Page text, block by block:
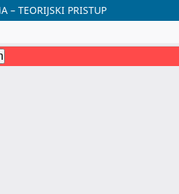
– TEORIJSKI PRISTUP